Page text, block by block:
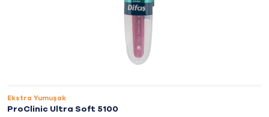
Ekstra Yumuşak
ProClinic Ultra Soft 5100